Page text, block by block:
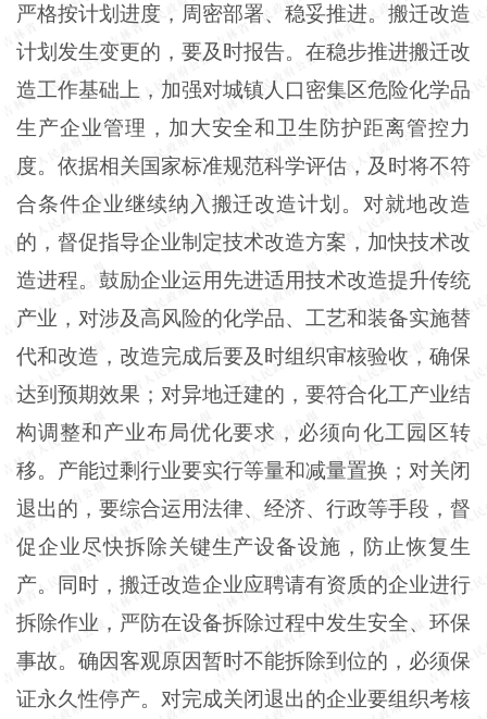
严格按计划进度，周密部署、稳妥推进。搬迁改造
计划发生变更的，要及时报告。在稳步推进搬迁改
造工作基础上，加强对城镇人口密集区危险化学品
生产企业管理，加大安全和卫生防护距离管控力
度。依据相关国家标准规范科学评估，及时将不符
合条件企业继续纳入搬迁改造计划。对就地改造
的，督促指导企业制定技术改造方案，加快技术改
造进程。鼓励企业运用先进适用技术改造提升传统
产业，对涉及高风险的化学品、工艺和装备实施替
代和改造，改造完成后要及时组织审核验收，确保
达到预期效果；对异地迁建的，要符合化工产业结
构调整和产业布局优化要求，必须向化工园区转
移。产能过剩行业要实行等量和减量置换；对关闭
退出的，要综合运用法律、经济、行政等手段，督
促企业尽快拆除关键生产设备设施，防止恢复生
产。同时，搬迁改造企业应聘请有资质的企业进行
拆除作业，严防在设备拆除过程中发生安全、环保
事故。确因客观原因暂时不能拆除到位的，必须保
证永久性停产。对完成关闭退出的企业要组织考核